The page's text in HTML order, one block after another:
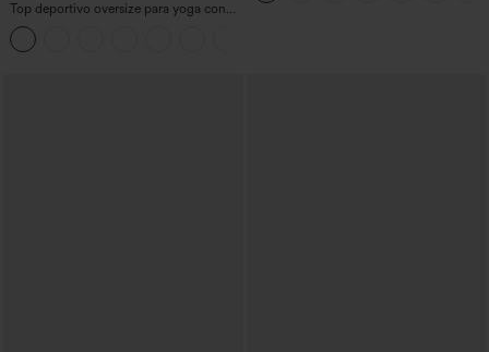
Top deportivo oversize para yoga con
escote en V y mangas cortas, con
tecnología InstantCool de secado
rápido.